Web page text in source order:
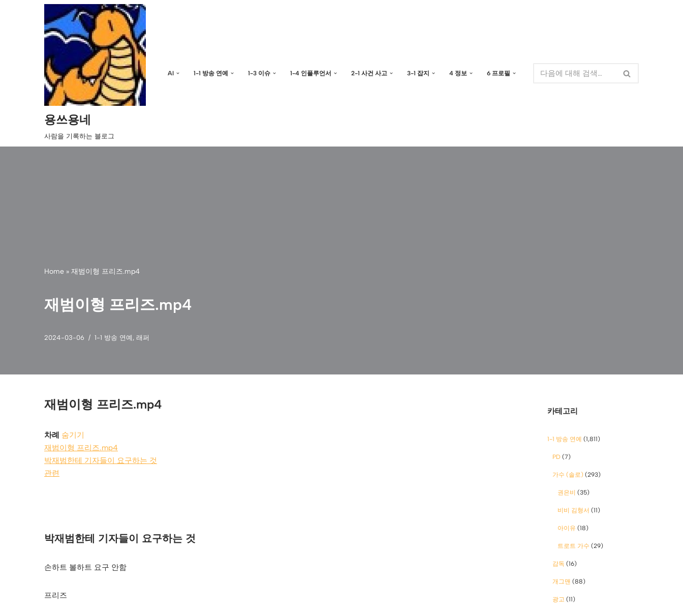
용쓰용네
사람을 기록하는 블로그
AI 1-1 방송 연예 1-3 이슈 1-4 인플루언서 2-1 사건 사고 3-1 잡지 4 정보 6 프로필
Home » 재범이형 프리즈.mp4
재범이형 프리즈.mp4
2024-03-06 1-1 방송 연예 , 래퍼
재범이형 프리즈.mp4
차례 숨기기
재범이형 프리즈.mp4
박재범한테 기자들이 요구하는 것
관련
박재범한테 기자들이 요구하는 것
손하트 볼하트 요구 안함
프리즈
카테고리
1-1 방송 연예 (1,811)
PD (7)
가수 (솔로) (293)
권은비 (35)
비비 김형서 (11)
아이유 (18)
트로트 가수 (29)
감독 (16)
개그맨 (88)
광고 (11)